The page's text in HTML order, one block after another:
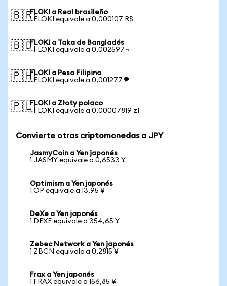
🇧🇷FLOKI a Real brasileño
1 FLOKI equivale a 0,000107 R$
🇧🇩FLOKI a Taka de Bangladés
1 FLOKI equivale a 0,002597 ৳
🇵🇭FLOKI a Peso Filipino
1 FLOKI equivale a 0,001277 ₱
🇵🇱FLOKI a Złoty polaco
1 FLOKI equivale a 0,00007819 zł
Convierte otras criptomonedas a JPY
JasmyCoin a Yen japonés
1 JASMY equivale a 0,6533 ¥
Optimism a Yen japonés
1 OP equivale a 13,95 ¥
DeXe a Yen japonés
1 DEXE equivale a 354,65 ¥
Zebec Network a Yen japonés
1 ZBCN equivale a 0,2815 ¥
Frax a Yen japonés
1 FRAX equivale a 156,85 ¥